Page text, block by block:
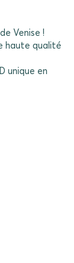
Venise !
haute qualité
unique en